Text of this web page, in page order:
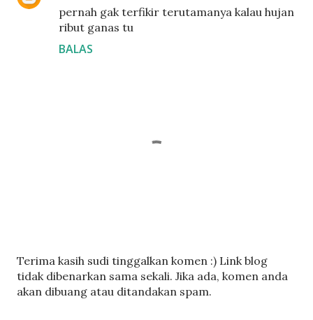
pernah gak terfikir terutamanya kalau hujan
ribut ganas tu
BALAS
C
a
t
Terima kasih sudi tinggalkan komen :) Link blog
tidak dibenarkan sama sekali. Jika ada, komen anda
akan dibuang atau ditandakan spam.